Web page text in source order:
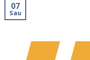
07
Sau